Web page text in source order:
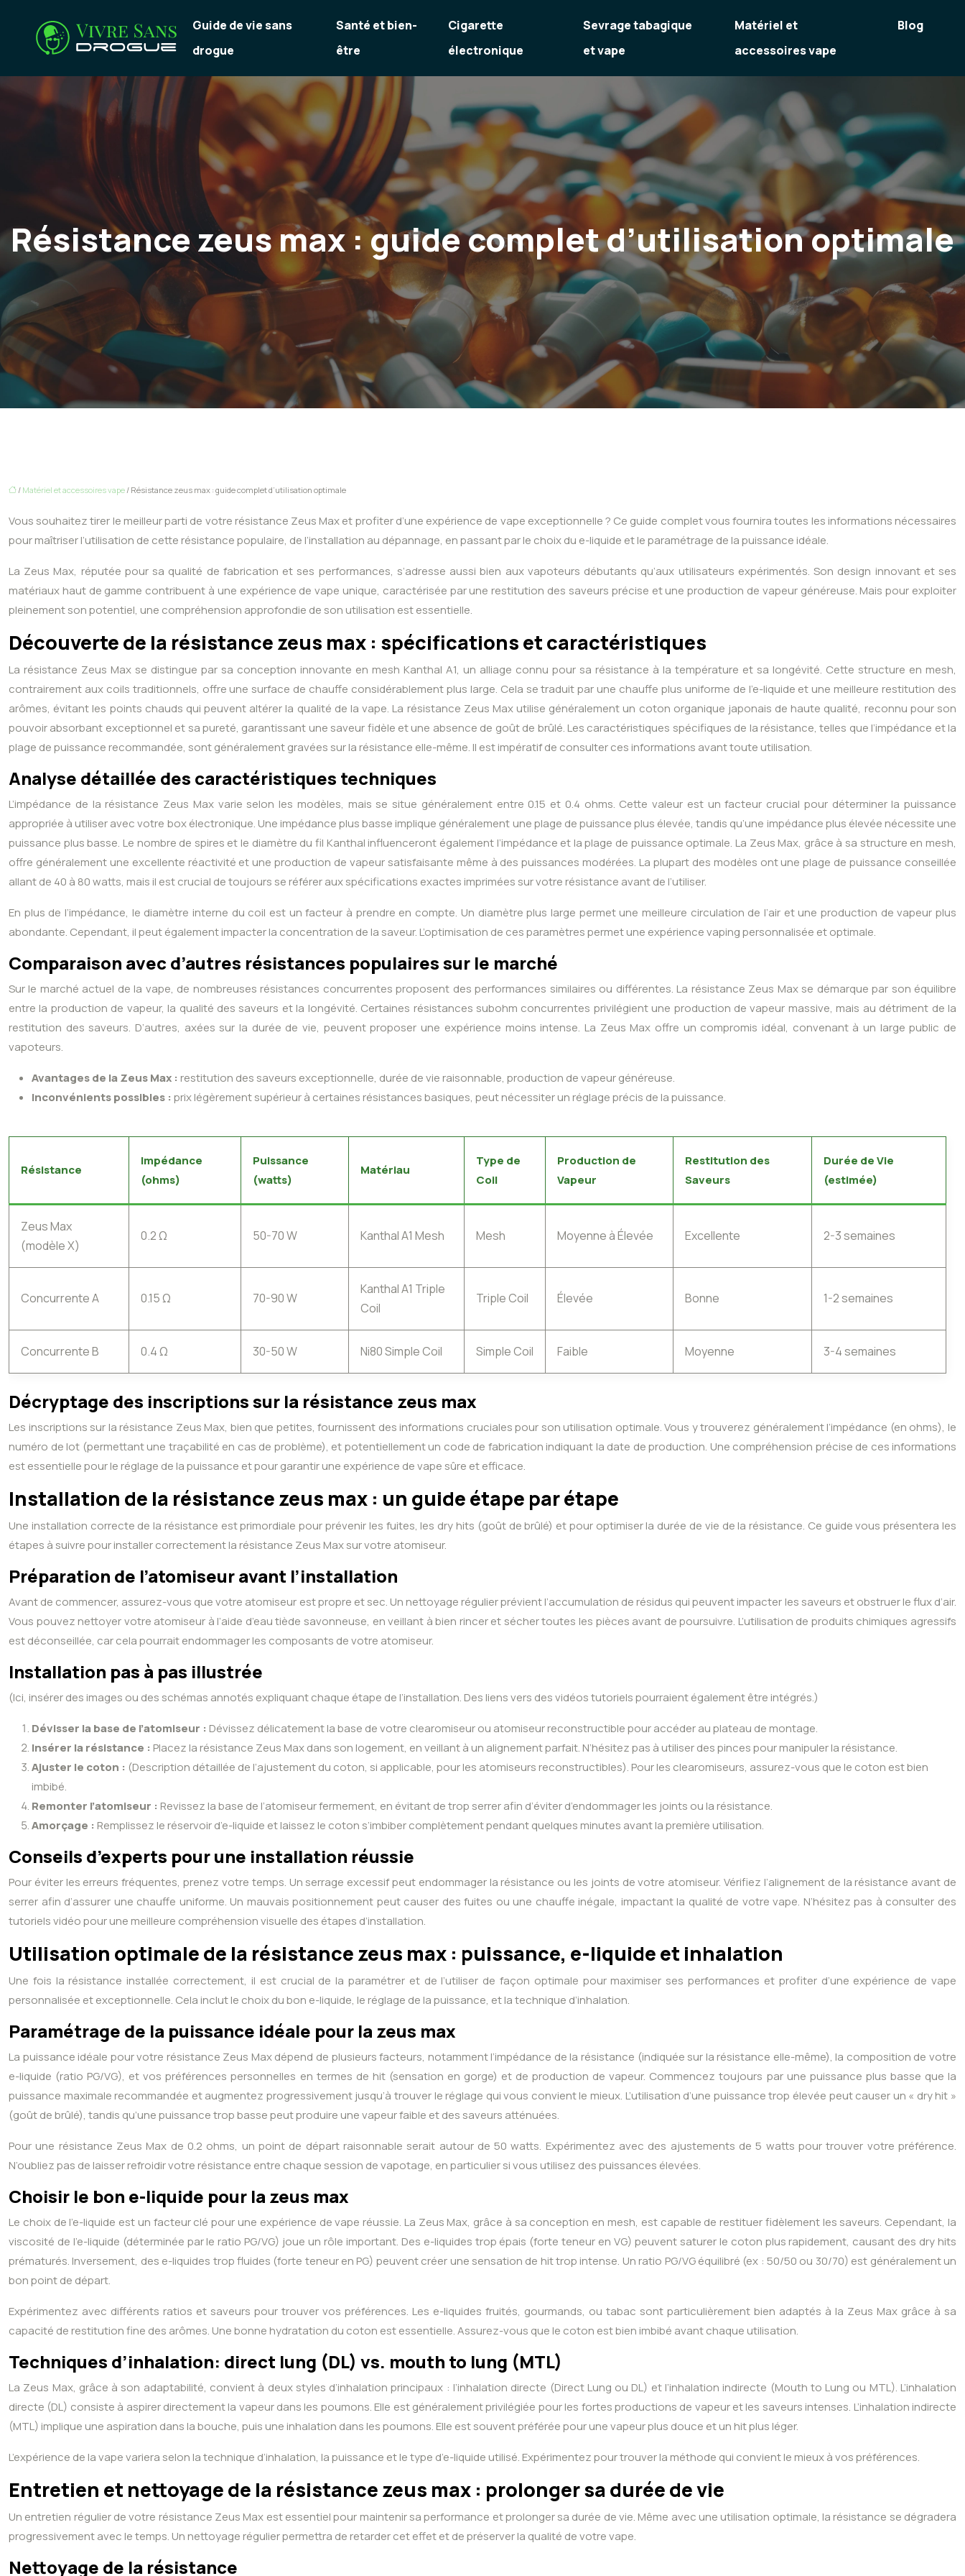
Guide de vie sans
drogue
Santé et bien-
être
Cigarette
électronique
Sevrage tabagique
et vape
Matériel et
accessoires vape
Blog
Résistance zeus max : guide complet d’utilisation optimale
/ Matériel et accessoires vape/ Résistance zeus max : guide complet d’utilisation optimale
Vous souhaitez tirer le meilleur parti de votre résistance Zeus Max et profiter d’une expérience de vape exceptionnelle ? Ce guide complet vous fournira toutes les informations nécessaires
pour maîtriser l’utilisation de cette résistance populaire, de l’installation au dépannage, en passant par le choix du e-liquide et le paramétrage de la puissance idéale.
La Zeus Max, réputée pour sa qualité de fabrication et ses performances, s’adresse aussi bien aux vapoteurs débutants qu’aux utilisateurs expérimentés. Son design innovant et ses
matériaux haut de gamme contribuent à une expérience de vape unique, caractérisée par une restitution des saveurs précise et une production de vapeur généreuse. Mais pour exploiter
pleinement son potentiel, une compréhension approfondie de son utilisation est essentielle.
Découverte de la résistance zeus max : spécifications et caractéristiques
La résistance Zeus Max se distingue par sa conception innovante en mesh Kanthal A1, un alliage connu pour sa résistance à la température et sa longévité. Cette structure en mesh,
contrairement aux coils traditionnels, offre une surface de chauffe considérablement plus large. Cela se traduit par une chauffe plus uniforme de l’e-liquide et une meilleure restitution des
arômes, évitant les points chauds qui peuvent altérer la qualité de la vape. La résistance Zeus Max utilise généralement un coton organique japonais de haute qualité, reconnu pour son
pouvoir absorbant exceptionnel et sa pureté, garantissant une saveur fidèle et une absence de goût de brûlé. Les caractéristiques spécifiques de la résistance, telles que l’impédance et la
plage de puissance recommandée, sont généralement gravées sur la résistance elle-même. Il est impératif de consulter ces informations avant toute utilisation.
Analyse détaillée des caractéristiques techniques
L’impédance de la résistance Zeus Max varie selon les modèles, mais se situe généralement entre 0.15 et 0.4 ohms. Cette valeur est un facteur crucial pour déterminer la puissance
appropriée à utiliser avec votre box électronique. Une impédance plus basse implique généralement une plage de puissance plus élevée, tandis qu’une impédance plus élevée nécessite une
puissance plus basse. Le nombre de spires et le diamètre du fil Kanthal influenceront également l’impédance et la plage de puissance optimale. La Zeus Max, grâce à sa structure en mesh,
offre généralement une excellente réactivité et une production de vapeur satisfaisante même à des puissances modérées. La plupart des modèles ont une plage de puissance conseillée
allant de 40 à 80 watts, mais il est crucial de toujours se référer aux spécifications exactes imprimées sur votre résistance avant de l’utiliser.
En plus de l’impédance, le diamètre interne du coil est un facteur à prendre en compte. Un diamètre plus large permet une meilleure circulation de l’air et une production de vapeur plus
abondante. Cependant, il peut également impacter la concentration de la saveur. L’optimisation de ces paramètres permet une expérience vaping personnalisée et optimale.
Comparaison avec d’autres résistances populaires sur le marché
Sur le marché actuel de la vape, de nombreuses résistances concurrentes proposent des performances similaires ou différentes. La résistance Zeus Max se démarque par son équilibre
entre la production de vapeur, la qualité des saveurs et la longévité. Certaines résistances subohm concurrentes privilégient une production de vapeur massive, mais au détriment de la
restitution des saveurs. D’autres, axées sur la durée de vie, peuvent proposer une expérience moins intense. La Zeus Max offre un compromis idéal, convenant à un large public de
vapoteurs.
Avantages de la Zeus Max : restitution des saveurs exceptionnelle, durée de vie raisonnable, production de vapeur généreuse.
Inconvénients possibles : prix légèrement supérieur à certaines résistances basiques, peut nécessiter un réglage précis de la puissance.
Résistance
Impédance
(ohms)
Puissance
(watts)
Matériau
Type de
Coil
Production de
Vapeur
Restitution des
Saveurs
Durée de Vie
(estimée)
Zeus Max
(modèle X)
0.2 Ω 50-70 W Kanthal A1 Mesh Mesh Moyenne à Élevée Excellente 2-3 semaines
Concurrente A 0.15 Ω 70-90 W
Kanthal A1 Triple
Coil
Triple Coil Élevée Bonne 1-2 semaines
Concurrente B 0.4 Ω 30-50 W Ni80 Simple Coil Simple Coil Faible Moyenne 3-4 semaines
Décryptage des inscriptions sur la résistance zeus max
Les inscriptions sur la résistance Zeus Max, bien que petites, fournissent des informations cruciales pour son utilisation optimale. Vous y trouverez généralement l’impédance (en ohms), le
numéro de lot (permettant une traçabilité en cas de problème), et potentiellement un code de fabrication indiquant la date de production. Une compréhension précise de ces informations
est essentielle pour le réglage de la puissance et pour garantir une expérience de vape sûre et efficace.
Installation de la résistance zeus max : un guide étape par étape
Une installation correcte de la résistance est primordiale pour prévenir les fuites, les dry hits (goût de brûlé) et pour optimiser la durée de vie de la résistance. Ce guide vous présentera les
étapes à suivre pour installer correctement la résistance Zeus Max sur votre atomiseur.
Préparation de l’atomiseur avant l’installation
Avant de commencer, assurez-vous que votre atomiseur est propre et sec. Un nettoyage régulier prévient l’accumulation de résidus qui peuvent impacter les saveurs et obstruer le flux d’air.
Vous pouvez nettoyer votre atomiseur à l’aide d’eau tiède savonneuse, en veillant à bien rincer et sécher toutes les pièces avant de poursuivre. L’utilisation de produits chimiques agressifs
est déconseillée, car cela pourrait endommager les composants de votre atomiseur.
Installation pas à pas illustrée
(Ici, insérer des images ou des schémas annotés expliquant chaque étape de l’installation. Des liens vers des vidéos tutoriels pourraient également être intégrés.)
Dévisser la base de l’atomiseur : Dévissez délicatement la base de votre clearomiseur ou atomiseur reconstructible pour accéder au plateau de montage.
Insérer la résistance : Placez la résistance Zeus Max dans son logement, en veillant à un alignement parfait. N’hésitez pas à utiliser des pinces pour manipuler la résistance.
Ajuster le coton : (Description détaillée de l’ajustement du coton, si applicable, pour les atomiseurs reconstructibles). Pour les clearomiseurs, assurez-vous que le coton est bien
imbibé.
Remonter l’atomiseur : Revissez la base de l’atomiseur fermement, en évitant de trop serrer afin d’éviter d’endommager les joints ou la résistance.
Amorçage : Remplissez le réservoir d’e-liquide et laissez le coton s’imbiber complètement pendant quelques minutes avant la première utilisation.
Conseils d’experts pour une installation réussie
Pour éviter les erreurs fréquentes, prenez votre temps. Un serrage excessif peut endommager la résistance ou les joints de votre atomiseur. Vérifiez l’alignement de la résistance avant de
serrer afin d’assurer une chauffe uniforme. Un mauvais positionnement peut causer des fuites ou une chauffe inégale, impactant la qualité de votre vape. N’hésitez pas à consulter des
tutoriels vidéo pour une meilleure compréhension visuelle des étapes d’installation.
Utilisation optimale de la résistance zeus max : puissance, e-liquide et inhalation
Une fois la résistance installée correctement, il est crucial de la paramétrer et de l’utiliser de façon optimale pour maximiser ses performances et profiter d’une expérience de vape
personnalisée et exceptionnelle. Cela inclut le choix du bon e-liquide, le réglage de la puissance, et la technique d’inhalation.
Paramétrage de la puissance idéale pour la zeus max
La puissance idéale pour votre résistance Zeus Max dépend de plusieurs facteurs, notamment l’impédance de la résistance (indiquée sur la résistance elle-même), la composition de votre
e-liquide (ratio PG/VG), et vos préférences personnelles en termes de hit (sensation en gorge) et de production de vapeur. Commencez toujours par une puissance plus basse que la
puissance maximale recommandée et augmentez progressivement jusqu’à trouver le réglage qui vous convient le mieux. L’utilisation d’une puissance trop élevée peut causer un « dry hit »
(goût de brûlé), tandis qu’une puissance trop basse peut produire une vapeur faible et des saveurs atténuées.
Pour une résistance Zeus Max de 0.2 ohms, un point de départ raisonnable serait autour de 50 watts. Expérimentez avec des ajustements de 5 watts pour trouver votre préférence.
N’oubliez pas de laisser refroidir votre résistance entre chaque session de vapotage, en particulier si vous utilisez des puissances élevées.
Choisir le bon e-liquide pour la zeus max
Le choix de l’e-liquide est un facteur clé pour une expérience de vape réussie. La Zeus Max, grâce à sa conception en mesh, est capable de restituer fidèlement les saveurs. Cependant, la
viscosité de l’e-liquide (déterminée par le ratio PG/VG) joue un rôle important. Des e-liquides trop épais (forte teneur en VG) peuvent saturer le coton plus rapidement, causant des dry hits
prématurés. Inversement, des e-liquides trop fluides (forte teneur en PG) peuvent créer une sensation de hit trop intense. Un ratio PG/VG équilibré (ex : 50/50 ou 30/70) est généralement un
bon point de départ.
Expérimentez avec différents ratios et saveurs pour trouver vos préférences. Les e-liquides fruités, gourmands, ou tabac sont particulièrement bien adaptés à la Zeus Max grâce à sa
capacité de restitution fine des arômes. Une bonne hydratation du coton est essentielle. Assurez-vous que le coton est bien imbibé avant chaque utilisation.
Techniques d’inhalation: direct lung (DL) vs. mouth to lung (MTL)
La Zeus Max, grâce à son adaptabilité, convient à deux styles d’inhalation principaux : l’inhalation directe (Direct Lung ou DL) et l’inhalation indirecte (Mouth to Lung ou MTL). L’inhalation
directe (DL) consiste à aspirer directement la vapeur dans les poumons. Elle est généralement privilégiée pour les fortes productions de vapeur et les saveurs intenses. L’inhalation indirecte
(MTL) implique une aspiration dans la bouche, puis une inhalation dans les poumons. Elle est souvent préférée pour une vapeur plus douce et un hit plus léger.
L’expérience de la vape variera selon la technique d’inhalation, la puissance et le type d’e-liquide utilisé. Expérimentez pour trouver la méthode qui convient le mieux à vos préférences.
Entretien et nettoyage de la résistance zeus max : prolonger sa durée de vie
Un entretien régulier de votre résistance Zeus Max est essentiel pour maintenir sa performance et prolonger sa durée de vie. Même avec une utilisation optimale, la résistance se dégradera
progressivement avec le temps. Un nettoyage régulier permettra de retarder cet effet et de préserver la qualité de votre vape.
Nettoyage de la résistance